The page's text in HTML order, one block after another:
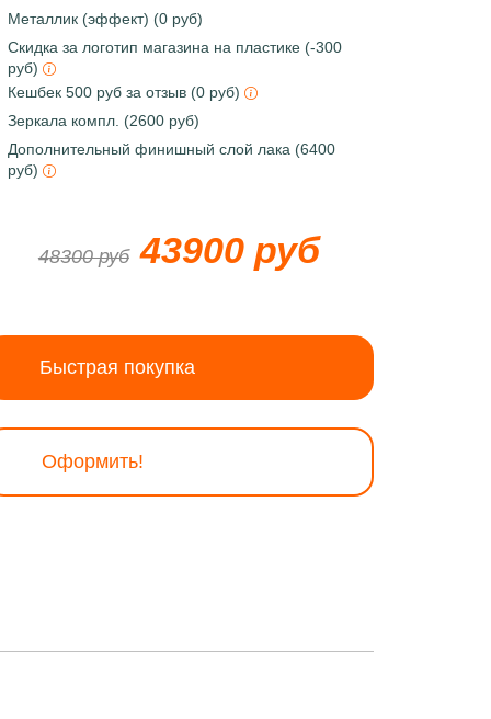
Металлик (эффект) (0 руб)
Скидка за логотип магазина на пластике (-300
руб)
Кешбек 500 руб за отзыв (0 руб)
Зеркала компл. (2600 руб)
Дополнительный финишный слой лака (6400
руб)
48300 руб 43900 руб
Быстрая покупка
Оформить!